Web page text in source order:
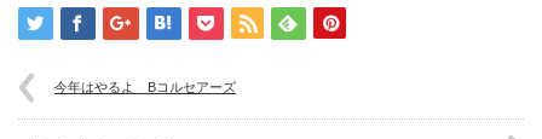
今年はやるよ Bコルセアーズ